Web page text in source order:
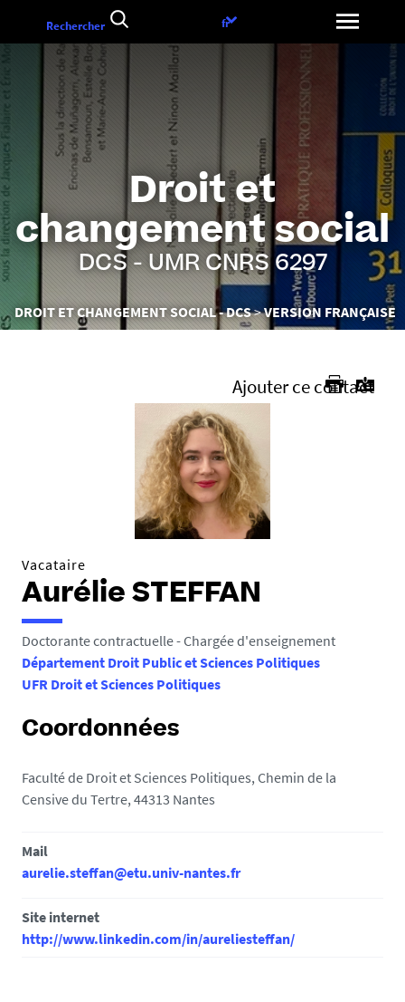
Droit et
changement social
DCS - UMR CNRS 6297
Vous
êtes
DROIT ET CHANGEMENT SOCIAL - DCS VERSION FRANÇAISE
Rechercher
Choix
fr
Ajouter ce contact
Vacataire
Aurélie STEFFAN
Doctorante contractuelle - Chargée d'enseignement
Département Droit Public et Sciences Politiques
UFR Droit et Sciences Politiques
Coordonnées
Faculté de Droit et Sciences Politiques, Chemin de la
Censive du Tertre, 44313 Nantes
Mail
aurelie.steffan@etu.univ-nantes.fr
Site internet
http://www.linkedin.com/in/aureliesteffan/